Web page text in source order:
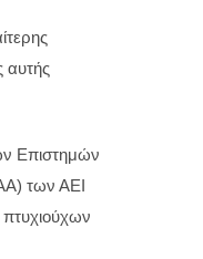
αυτής
Επιστημών
των ΑΕΙ